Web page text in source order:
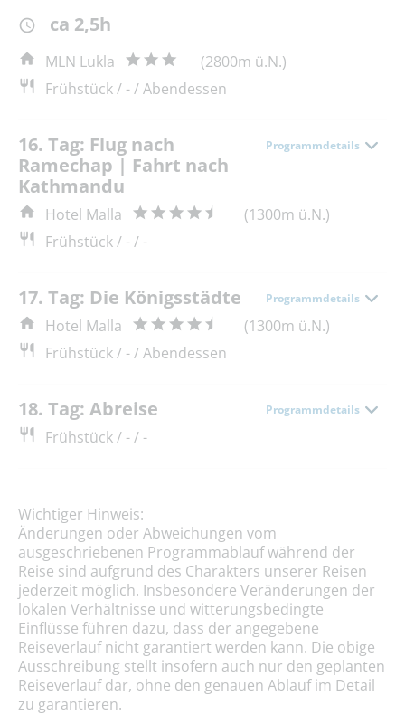
ca 2,5h
MLN Lukla
(2800m ü.N.)
Frühstück / - / Abendessen
16. Tag: Flug nach
Ramechap | Fahrt nach
Kathmandu
Programmdetails
Hotel Malla
(1300m ü.N.)
Frühstück / - / -
17. Tag: Die Königsstädte Programmdetails
Hotel Malla
(1300m ü.N.)
Frühstück / - / Abendessen
18. Tag: Abreise Programmdetails
Frühstück / - / -
Wichtiger Hinweis:
Änderungen oder Abweichungen vom
ausgeschriebenen Programmablauf während der
Reise sind aufgrund des Charakters unserer Reisen
jederzeit möglich. Insbesondere Veränderungen der
lokalen Verhältnisse und witterungsbedingte
Einflüsse führen dazu, dass der angegebene
Reiseverlauf nicht garantiert werden kann. Die obige
Ausschreibung stellt insofern auch nur den geplanten
Reiseverlauf dar, ohne den genauen Ablauf im Detail
zu garantieren.